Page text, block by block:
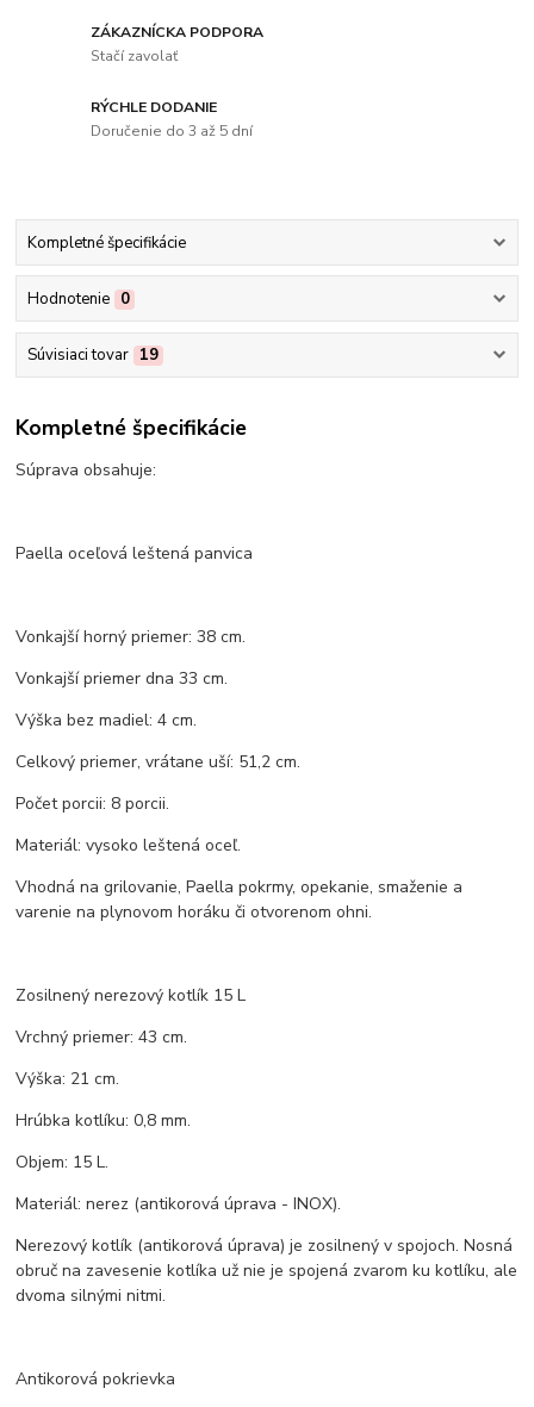
ZÁKAZNÍCKA PODPORA
Stačí zavolať
RÝCHLE DODANIE
Doručenie do 3 až 5 dní
Kompletné špecifikácie
Hodnotenie 0
Súvisiaci tovar 19
Kompletné špecifikácie
Súprava obsahuje:
Paella oceľová leštená panvica
Vonkajší horný priemer: 38 cm.
Vonkajší priemer dna 33 cm.
Výška bez madiel: 4 cm.
Celkový priemer, vrátane uší: 51,2 cm.
Počet porcii: 8 porcii.
Materiál: vysoko leštená oceľ.
Vhodná na grilovanie, Paella pokrmy, opekanie, smaženie a
varenie na plynovom horáku či otvorenom ohni.
Zosilnený nerezový kotlík 15 L
Vrchný priemer: 43 cm.
Výška: 21 cm.
Hrúbka kotlíku: 0,8 mm.
Objem: 15 L.
Materiál: nerez (antikorová úprava - INOX).
Nerezový kotlík (antikorová úprava) je zosilnený v spojoch. Nosná
obruč na zavesenie kotlíka už nie je spojená zvarom ku kotlíku, ale
dvoma silnými nitmi.
Antikorová pokrievka